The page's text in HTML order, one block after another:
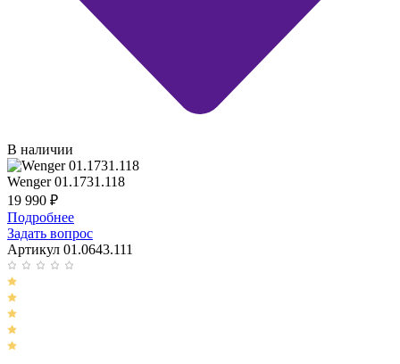
В наличии
Wenger 01.1731.118
19 990 ₽
Подробнее
Задать вопрос
Артикул 01.0643.111